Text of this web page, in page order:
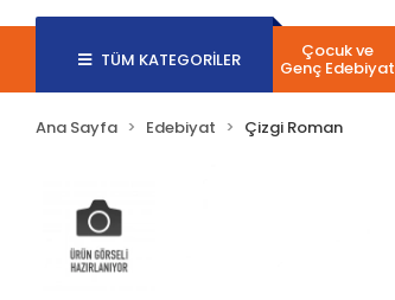
TÜM KATEGORİLER Çocuk ve
Genç Edebiyat
Ana Sayfa Edebiyat Çizgi Roman